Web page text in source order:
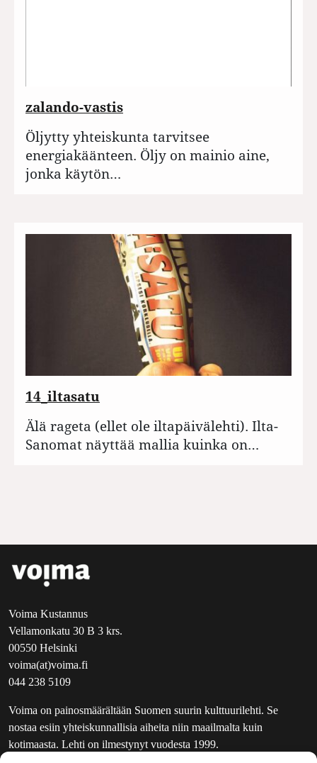
zalando-vastis
Öljytty yhteiskunta tarvitsee
energiakäänteen. Öljy on mainio aine,
jonka käytön…
14_iltasatu
Älä rageta (ellet ole iltapäivälehti). Ilta-
Sanomat näyttää mallia kuinka on…
Voima Kustannus
Vellamonkatu 30 B 3 krs.
00550 Helsinki
voima(at)voima.fi
044 238 5109
Voima on painosmäärältään Suomen suurin kulttuurilehti. Se
nostaa esiin yhteiskunnallisia aiheita niin maailmalta kuin
kotimaasta. Lehti on ilmestynyt vuodesta 1999.